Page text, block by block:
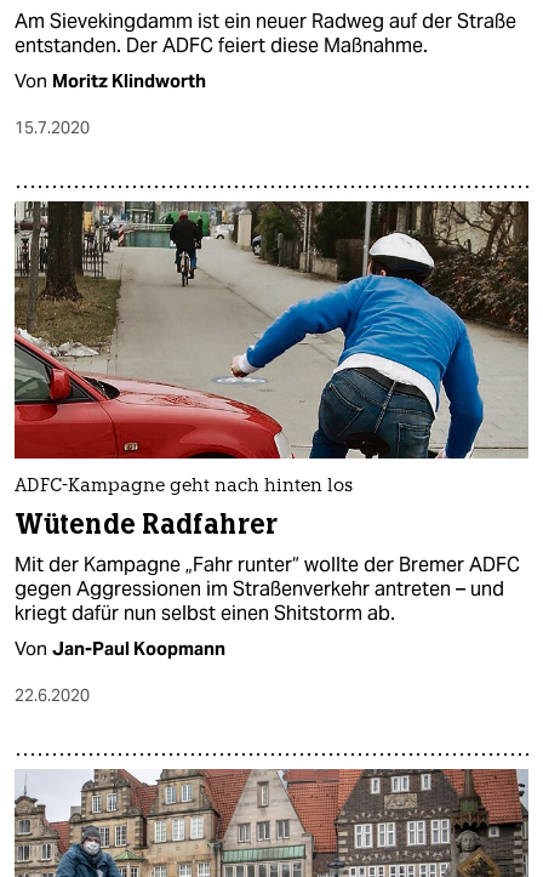
Am Sievekingdamm ist ein neuer Radweg auf der Straße
entstanden. Der ADFC feiert diese Maßnahme.
Von Moritz Klindworth
15.7.2020
ADFC-Kampagne geht nach hinten los
Wütende Radfahrer
Mit der Kampagne „Fahr runter“ wollte der Bremer ADFC
gegen Aggressionen im Straßenverkehr antreten – und
kriegt dafür nun selbst einen Shitstorm ab.
Von Jan-Paul Koopmann
22.6.2020